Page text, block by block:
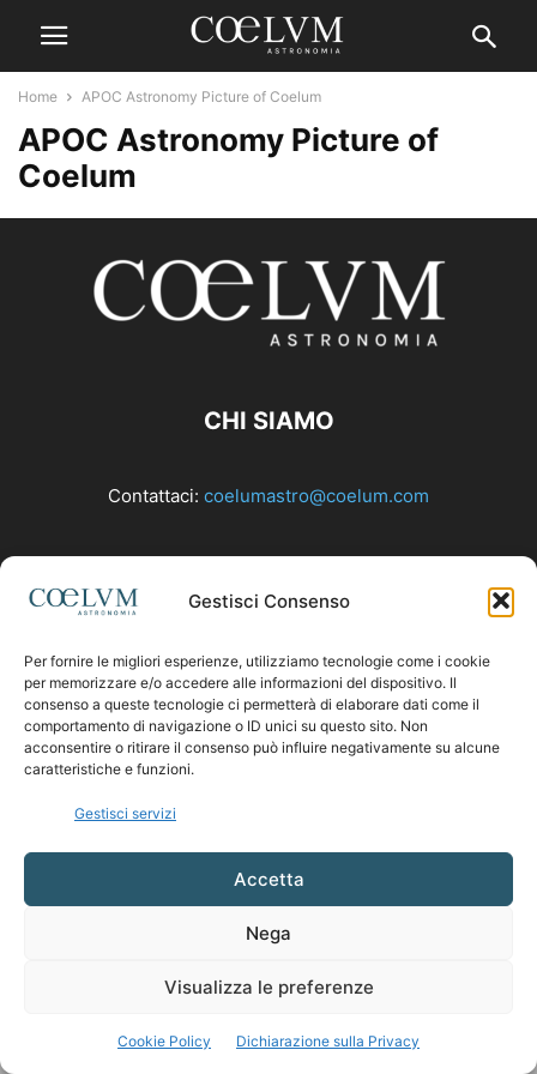
Gestisci Consenso
Per fornire le migliori esperienze, utilizziamo tecnologie come i cookie
per memorizzare e/o accedere alle informazioni del dispositivo. Il
consenso a queste tecnologie ci permetterà di elaborare dati come il
comportamento di navigazione o ID unici su questo sito. Non
acconsentire o ritirare il consenso può influire negativamente su alcune
caratteristiche e funzioni.
Gestisci servizi
Accetta
Nega
Visualizza le preferenze
Cookie Policy Dichiarazione sulla Privacy
Home APOC Astronomy Picture of Coelum
APOC Astronomy Picture of
Coelum
CHI SIAMO
Contattaci: coelumastro@coelum.com